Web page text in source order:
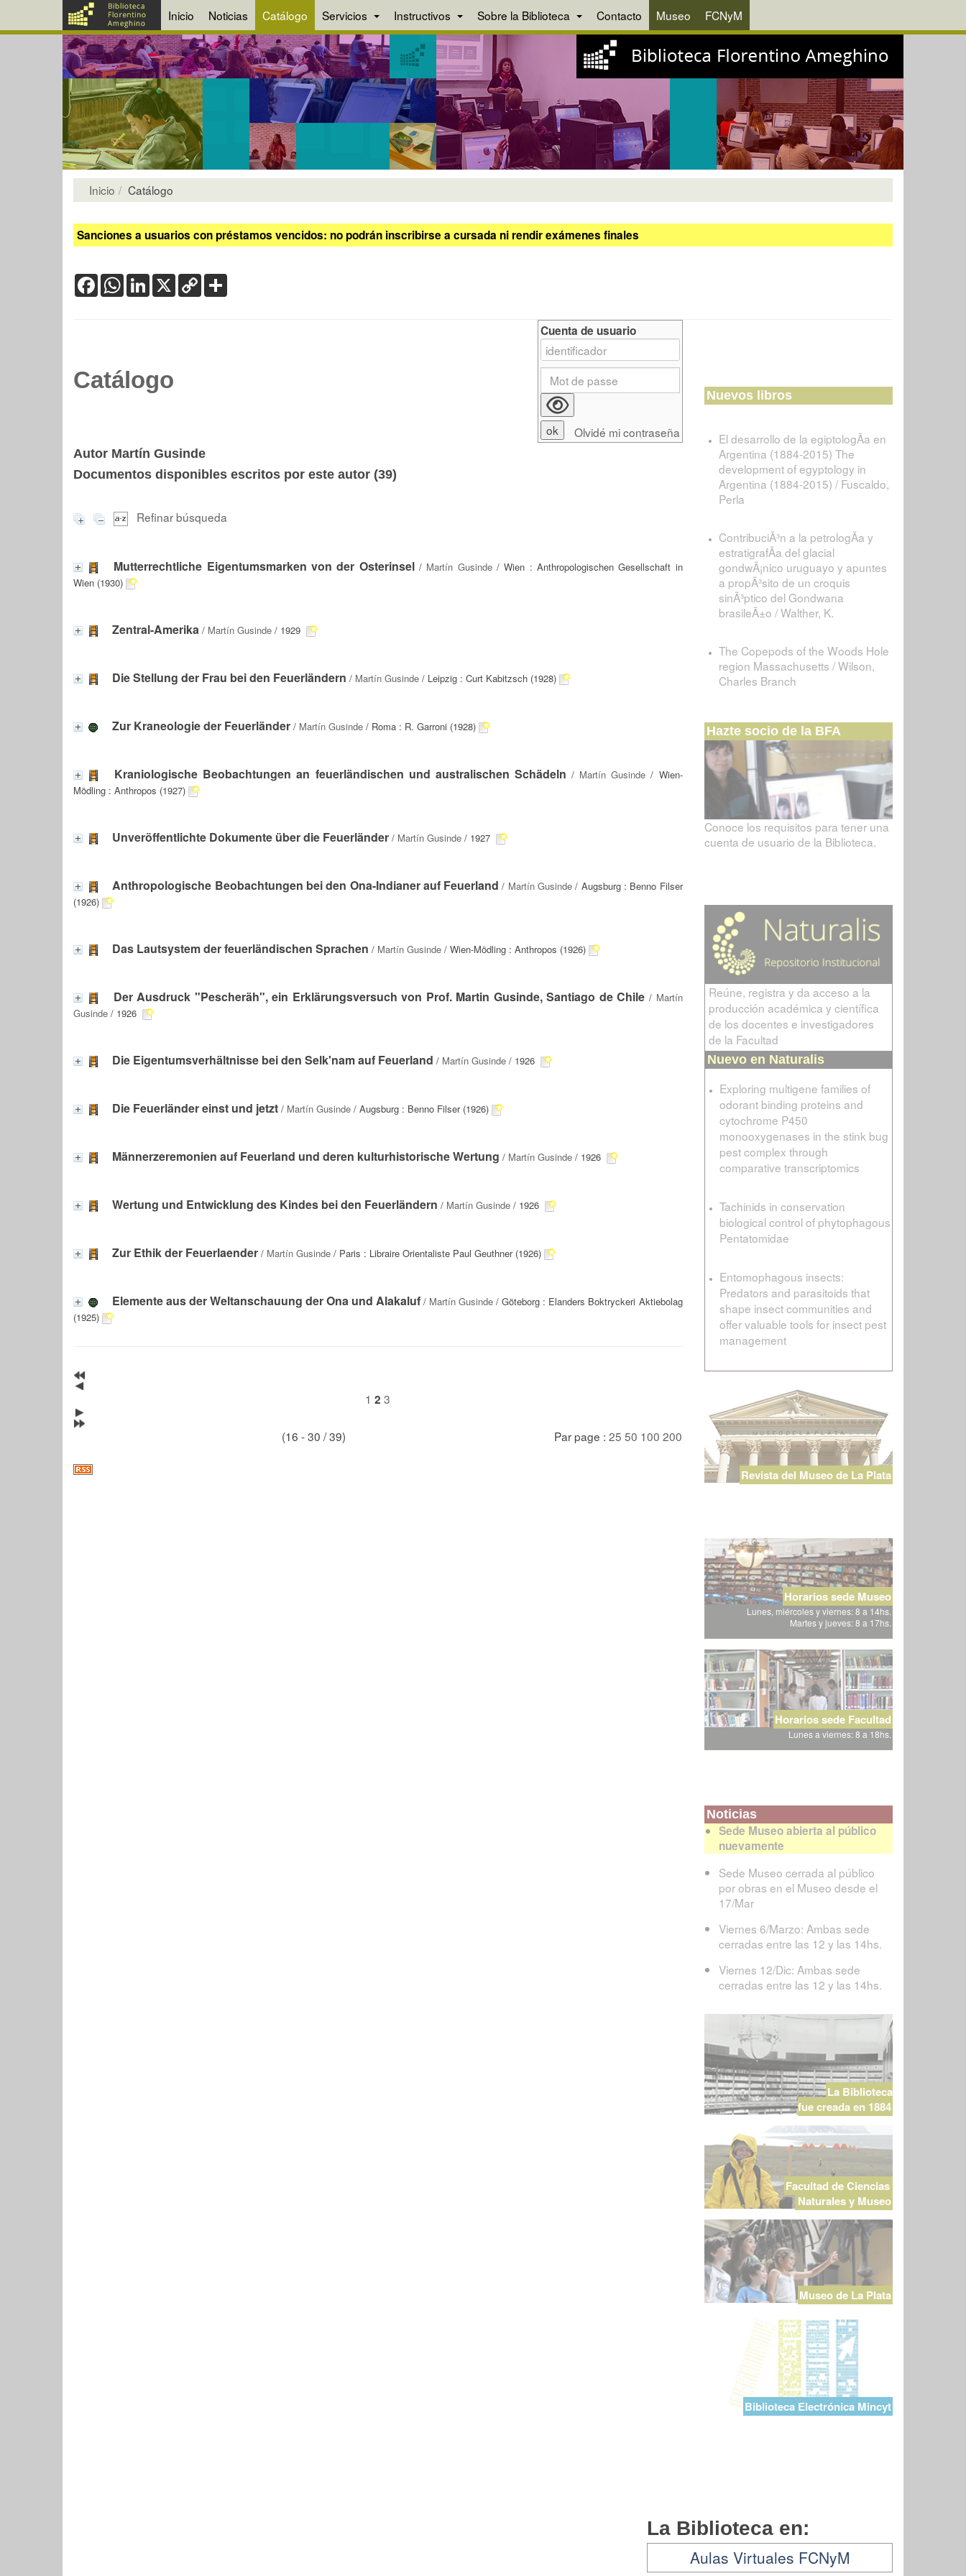
Inicio Noticias Catálogo Servicios Instructivos Sobre la Biblioteca Contacto Museo FCNyM
Inicio Catálogo
Sanciones a usuarios con préstamos vencidos: no podrán inscribirse a cursada ni rendir exámenes finales
FacebookWhatsApp
LinkedIn
X Copy
Link
Catálogo
Autor Martín Gusinde
Documentos disponibles escritos por este autor (39)
Refinar búsqueda
Mutterrechtliche Eigentumsmarken von der Osterinsel/ Martín Gusinde/ Wien : Anthropologischen Gesellschaft in
Wien (1930)
Zentral-Amerika / Martín Gusinde / 1929
Die Stellung der Frau bei den Feuerländern / Martín Gusinde / Leipzig : Curt Kabitzsch (1928)
Zur Kraneologie der Feuerländer / Martín Gusinde / Roma : R. Garroni (1928)
Kraniologische Beobachtungen an feuerländischen und australischen Schädeln / Martín Gusinde / Wien-
Mödling : Anthropos (1927)
Unveröffentlichte Dokumente über die Feuerländer / Martín Gusinde / 1927
Anthropologische Beobachtungen bei den Ona-Indianer auf Feuerland / Martín Gusinde / Augsburg : Benno Filser
(1926)
Das Lautsystem der feuerländischen Sprachen / Martín Gusinde / Wien-Mödling : Anthropos (1926)
Der Ausdruck "Pescheräh", ein Erklärungsversuch von Prof. Martin Gusinde, Santiago de Chile / Martín
Gusinde / 1926
Die Eigentumsverhältnisse bei den Selk'nam auf Feuerland / Martín Gusinde / 1926
Die Feuerländer einst und jetzt / Martín Gusinde / Augsburg : Benno Filser (1926)
Männerzeremonien auf Feuerland und deren kulturhistorische Wertung / Martín Gusinde / 1926
Wertung und Entwicklung des Kindes bei den Feuerländern / Martín Gusinde / 1926
Zur Ethik der Feuerlaender / Martín Gusinde / Paris : Libraire Orientaliste Paul Geuthner (1926)
Elemente aus der Weltanschauung der Ona und Alakaluf / Martín Gusinde / Göteborg : Elanders Boktryckeri Aktiebolag
(1925)
1 2 3
(16 - 30 / 39) Par page : 25 50 100 200
Cuenta de usuario
Olvidé mi contraseña
Nuevos libros
El desarrollo de la egiptologÃ­a en
Argentina (1884-2015) The
development of egyptology in
Argentina (1884-2015) / Fuscaldo,
Perla
ContribuciÃ³n a la petrologÃ­a y
estratigrafÃ­a del glacial
gondwÃ¡nico uruguayo y apuntes
a propÃ³sito de un croquis
sinÃ³ptico del Gondwana
brasileÃ±o / Walther, K.
The Copepods of the Woods Hole
region Massachusetts / Wilson,
Charles Branch
Hazte socio de la BFA
Conoce los requisitos para tener una
cuenta de usuario de la Biblioteca.
Reúne, registra y da acceso a la
producción académica y científica
de los docentes e investigadores
de la Facultad
Nuevo en Naturalis
Exploring multigene families of
odorant binding proteins and
cytochrome P450
monooxygenases in the stink bug
pest complex through
comparative transcriptomics
Tachinids in conservation
biological control of phytophagous
Pentatomidae
Entomophagous insects:
Predators and parasitoids that
shape insect communities and
offer valuable tools for insect pest
management
Revista del Museo de La Plata
Horarios sede Museo
Lunes, miércoles y viernes: 8 a 14hs.
Martes y jueves: 8 a 17hs.
Horarios sede Facultad
Lunes a viernes: 8 a 18hs.
Noticias
Sede Museo abierta al público
nuevamente
Sede Museo cerrada al público
por obras en el Museo desde el
17/Mar
Viernes 6/Marzo: Ambas sede
cerradas entre las 12 y las 14hs.
Viernes 12/Dic: Ambas sede
cerradas entre las 12 y las 14hs.
La Biblioteca
fue creada en 1884
Facultad de Ciencias
Naturales y Museo
Museo de La Plata
Biblioteca Electrónica Mincyt
La Biblioteca en:
Aulas Virtuales FCNyM